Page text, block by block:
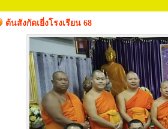
ต้นสังกัดเยี่งโรงเรียน 68